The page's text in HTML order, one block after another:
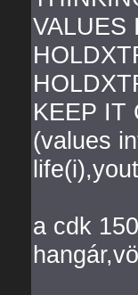
VALUES
KEEP IT
(values
a cdk